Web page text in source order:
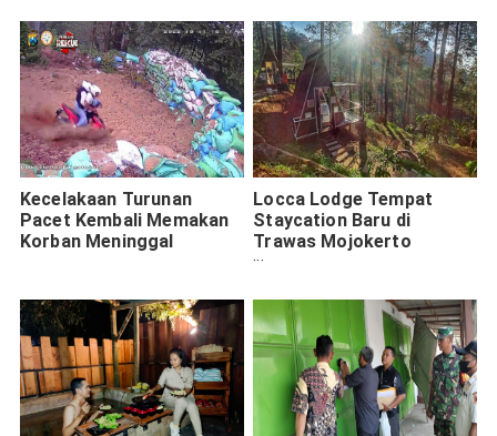
Kecelakaan Turunan
Pacet Kembali Memakan
Korban Meninggal
Locca Lodge Tempat
Staycation Baru di
Trawas Mojokerto
Tawarkan Pesona Alam